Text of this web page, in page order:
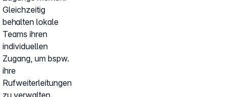
Gleichzeitig
behalten lokale
Teams ihren
individuellen
Zugang, um bspw.
ihre
Rufweiterleitungen
zu verwalten.